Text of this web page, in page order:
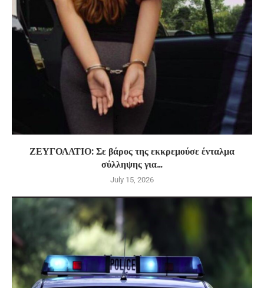
ΖΕΥΓΟΛΑΤΙΟ: Σε βάρος της εκκρεμούσε ένταλμα
σύλληψης για...
July 15, 2026